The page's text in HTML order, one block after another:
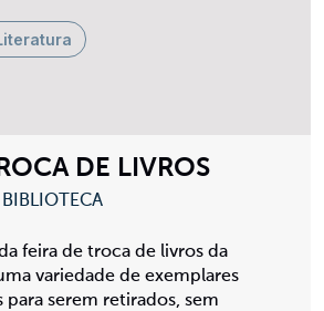
DE LIVROS
feira de troca de livros da
variedade de exemplares
serem retirados, sem